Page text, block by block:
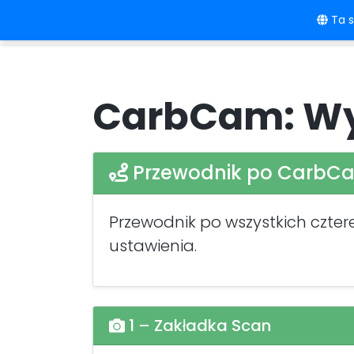
Ta
CarbCam:
Przewodnik po
Przewodnik po wszystkich
ustawienia.
1 – Zakładka Scan